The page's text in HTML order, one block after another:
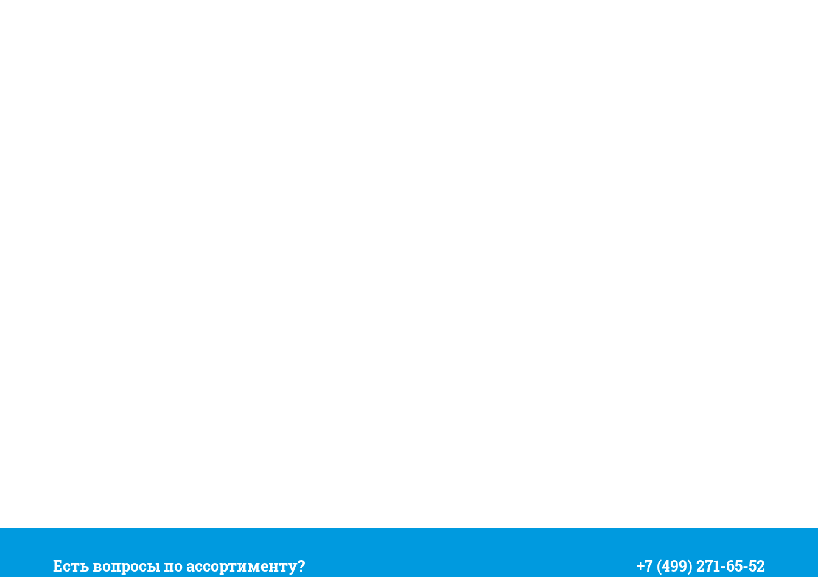
Есть вопросы по ассортименту? +7 (499) 271-65-52